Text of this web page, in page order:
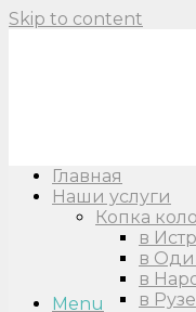
Skip to content
Menu
Главная
Наши услуги
Копка
в
в
в
в Рузе